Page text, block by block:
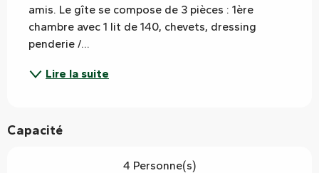
amis. Le gîte se compose de 3 pièces : 1ère
chambre avec 1 lit de 140, chevets, dressing
penderie /...
Lire la suite
Capacité
4 Personne(s)